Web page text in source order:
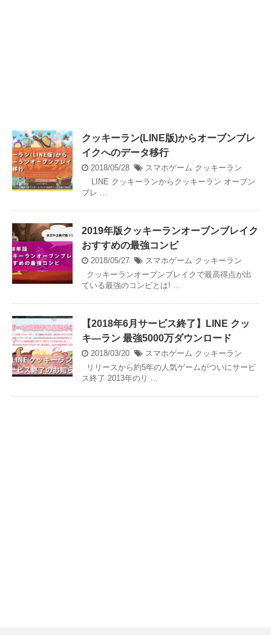
クッキーラン(LINE版)からオーブンブレ
イクへのデータ移行
2018/05/28 スマホゲーム クッキーラン
LINE クッキーランからクッキーラン オーブン
ブレ ...
2019年版クッキーランオーブンブレイク
おすすめの最強コンビ
2018/05/27 スマホゲーム クッキーラン
クッキーランオーブンブレイクで最高得点が出
ている最強のコンビとは! ...
【2018年6月サービス終了】LINE クッ
キ―ラン 最強5000万ダウンロード
2018/03/20 スマホゲーム クッキーラン
リリースから約5年の人気ゲームがついにサービ
ス終了 2013年のリ ...